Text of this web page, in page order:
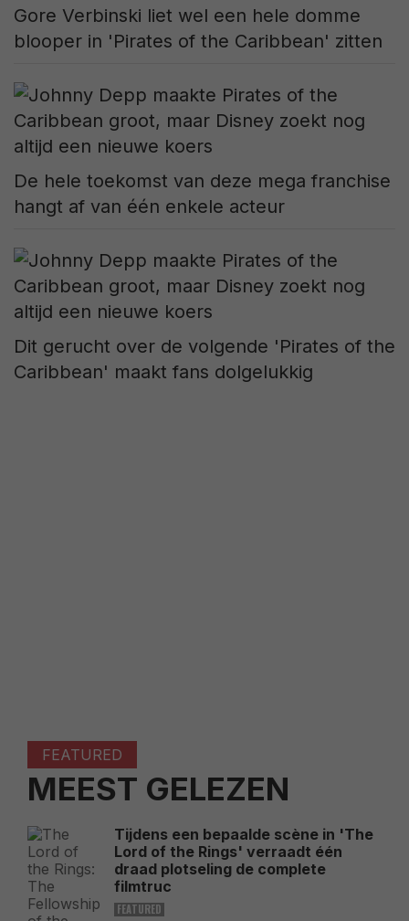
Gore Verbinski liet wel een hele domme
blooper in 'Pirates of the Caribbean' zitten
De hele toekomst van deze mega franchise
hangt af van één enkele acteur
Dit gerucht over de volgende 'Pirates of the
Caribbean' maakt fans dolgelukkig
FEATURED
MEEST GELEZEN
Tijdens een bepaalde scène in 'The
Lord of the Rings' verraadt één
draad plotseling de complete
filmtruc
FEATURED